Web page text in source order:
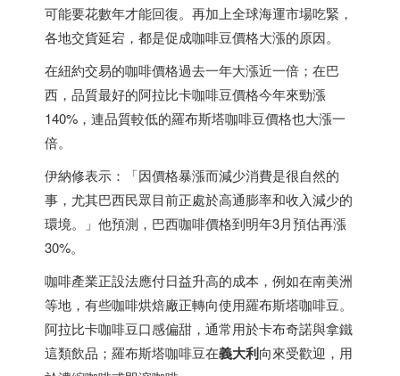
可能要花數年才能回復。再加上全球海運市場吃緊，
各地交貨延宕，都是促成咖啡豆價格大漲的原因。
在紐約交易的咖啡價格過去一年大漲近一倍；在巴
西 ，品質最好的阿拉比卡咖啡豆價格今年來勁漲
140%，連品質較低的羅布斯塔咖啡豆價格也大漲一
倍。
伊納修表示：「因價格暴漲而減少消費是很自然的
事，尤其巴西民眾目前正處於高通膨率和收入減少的
環境。」他預測， 巴西咖啡價格到明年3月預估再漲
30%。
咖啡產業正設法應付日益升高的成本，例如在南美洲
等地，有些咖啡烘焙廠正轉向使用羅布斯塔咖啡豆。
阿拉比卡咖啡豆口感偏甜，通常用於卡布奇諾與拿鐵
這類飲品；羅布斯塔咖啡豆在義大利向來受歡迎，用